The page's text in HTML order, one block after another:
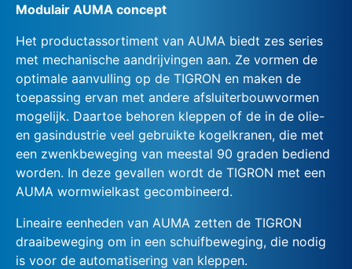
Modulair AUMA concept
Het productassortiment van AUMA biedt zes series
met mechanische aandrijvingen aan. Ze vormen de
optimale aanvulling op de TIGRON en maken de
toepassing ervan met andere afsluiterbouwvormen
mogelijk. Daartoe behoren kleppen of de in de olie-
en gasindustrie veel gebruikte kogelkranen, die met
een zwenkbeweging van meestal 90 graden bediend
worden. In deze gevallen wordt de TIGRON met een
AUMA wormwielkast gecombineerd.
Lineaire eenheden van AUMA zetten de TIGRON
draaibeweging om in een schuifbeweging, die nodig
is voor de automatisering van kleppen.